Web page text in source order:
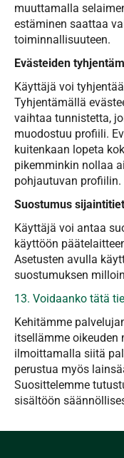
muuttamalla
estäminen saattaa
toiminnallisuuteen.
Evästeiden
Käyttäjä voi
Tyhjentämällä
vaihtaa tunnistetta,
muodostuu profiili.
kuitenkaan lopeta
pikemminkin nollaa
pohjautuvan profiilin.
Suostumus
Käyttäjä voi antaa
käyttöön
Asetusten avulla
suostumuksen
13. Voidaanko tätä
Kehitämme
itsellämme
ilmoittamalla siitä
perustua myös
Suosittelemme
sisältöön